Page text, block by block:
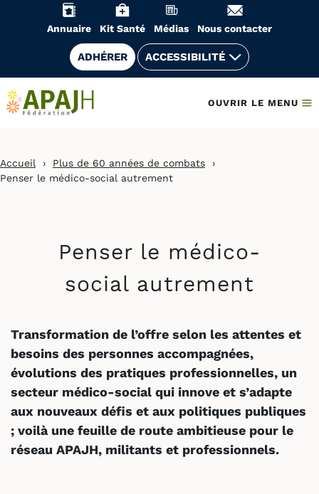
Annuaire Kit Santé Médias Nous contacter
ADHÉRER ACCESSIBILITÉ
OUVRIR LE MENU
Accueil › Plus de 60 années de combats
›
Penser le médico-social autrement
Penser le médico-
social autrement
Transformation de l’offre selon les attentes et
besoins des personnes accompagnées,
évolutions des pratiques professionnelles, un
secteur médico-social qui innove et s’adapte
aux nouveaux défis et aux politiques publiques
; voilà une feuille de route ambitieuse pour le
réseau APAJH, militants et professionnels.